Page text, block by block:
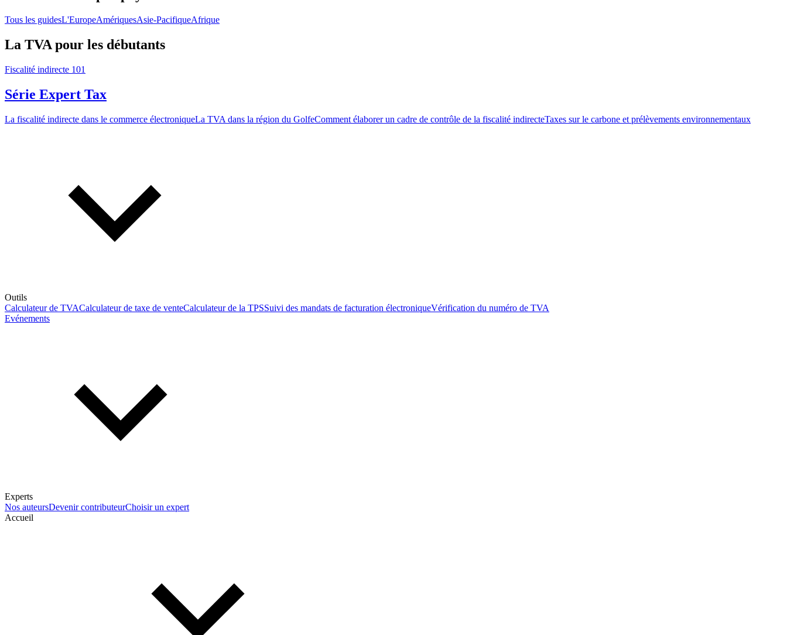
Tous les guidesL'EuropeAmériquesAsie-PacifiqueAfrique
La TVA pour les débutants
Fiscalité indirecte 101
Série Expert Tax
La fiscalité indirecte dans le commerce électroniqueLa TVA dans la région du GolfeComment élaborer un cadre de contrôle de la fiscalité indirecteTaxes sur le carbone et prélèvements environnementaux
Outils
Calculateur de TVACalculateur de taxe de venteCalculateur de la TPSSuivi des mandats de facturation électroniqueVérification du numéro de TVA
Evénements
Experts
Nos auteursDevenir contributeurChoisir un expert
Accueil